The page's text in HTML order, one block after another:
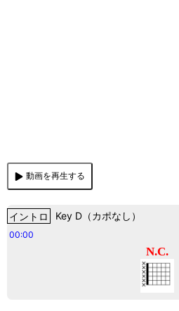
動画を再生する
イントロ Key D（カポなし ）
00:00
N.C.